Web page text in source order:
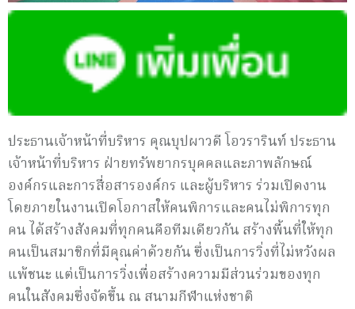
ประธานเจ้าหน้าที่บริหาร คุณบุปผาวดี โอวรารินท์ ประธาน
เจ้าหน้าที่บริหาร ฝ่ายทรัพยากรบุคคลและภาพลักษณ์
องค์กรและการสื่อสารองค์กร และผู้บริหาร ร่วมเปิดงาน
โดยภายในงานเปิดโอกาสให้คนพิการและคนไม่พิการทุก
คน ได้สร้างสังคมที่ทุกคนคือทีมเดียวกัน สร้างพื้นที่ให้ทุก
คนเป็นสมาชิกที่มีคุณค่าด้วยกัน ซึ่งเป็นการวิ่งที่ไม่หวังผล
แพ้ชนะ แต่เป็นการวิ่งเพื่อสร้างความมีส่วนร่วมของทุก
คนในสังคมซึ่งจัดขึ้น ณ สนามกีฬาแห่งชาติ